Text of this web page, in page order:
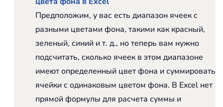
Предположим, у вас есть диапазон ячеек с
разными цветами фона, такими как красный,
зеленый, синий и т. д., но теперь вам нужно
подсчитать, сколько ячеек в этом диапазоне
имеют определенный цвет фона и суммировать
ячейки с одинаковым цветом фона. В Excel нет
прямой формулы для расчета суммы и